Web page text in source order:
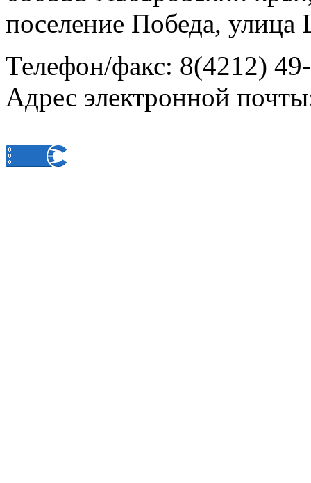
поселение Победа, улица
Телефон/факс: 8(4212)
Адрес электронной